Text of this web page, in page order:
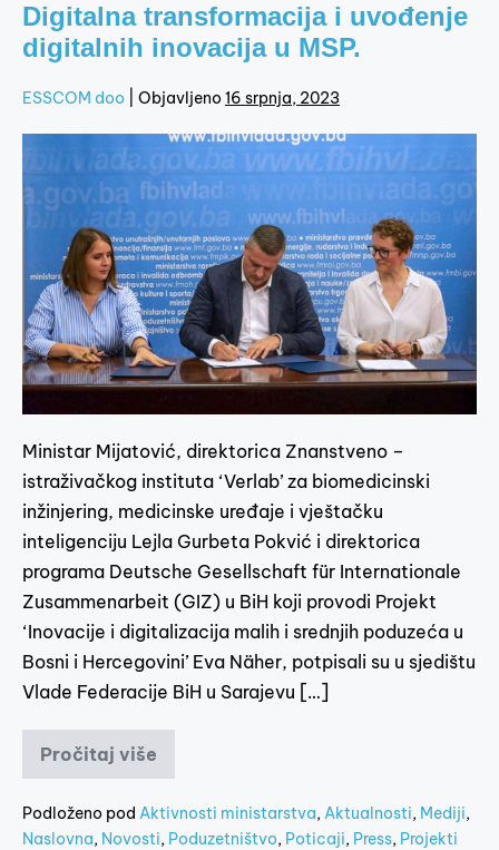
Digitalna transformacija i uvođenje
digitalnih inovacija u MSP.
ESSCOM doo Objavljeno 16 srpnja, 2023
Ministar Mijatović, direktorica Znanstveno –
istraživačkog instituta ‘Verlab’ za biomedicinski
inžinjering, medicinske uređaje i vještačku
inteligenciju Lejla Gurbeta Pokvić i direktorica
programa Deutsche Gesellschaft für Internationale
Zusammenarbeit (GIZ) u BiH koji provodi Projekt
‘Inovacije i digitalizacija malih i srednjih poduzeća u
Bosni i Hercegovini’ Eva Näher, potpisali su u sjedištu
Vlade Federacije BiH u Sarajevu […]
Pročitaj više
Podloženo pod Aktivnosti ministarstva, Aktualnosti, Mediji,
Naslovna, Novosti, Poduzetništvo, Poticaji, Press, Projekti